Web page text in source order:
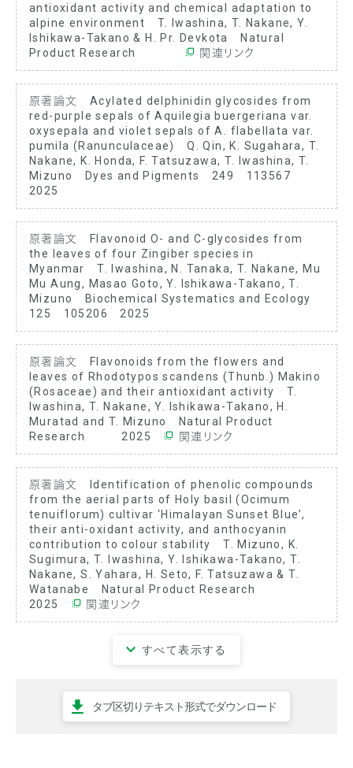
タブ区切りテキスト形式でダウンロード
antioxidant activity and chemical adaptation to
alpine environment T. Iwashina, T. Nakane, Y.
Ishikawa-Takano & H. Pr. Devkota Natural
Product Research
関連リンク
原著論文 Acylated delphinidin glycosides from
red-purple sepals of Aquilegia buergeriana var.
oxysepala and violet sepals of A. flabellata var.
pumila (Ranunculaceae) Q. Qin, K. Sugahara, T.
Nakane, K. Honda, F. Tatsuzawa, T. Iwashina, T.
Mizuno Dyes and Pigments 249 113567
2025
原著論文 Flavonoid O- and C-glycosides from
the leaves of four Zingiber species in
Myanmar T. Iwashina, N. Tanaka, T. Nakane, Mu
Mu Aung, Masao Goto, Y. Ishikawa-Takano, T.
Mizuno Biochemical Systematics and Ecology
125 105206 2025
原著論文 Flavonoids from the flowers and
leaves of Rhodotypos scandens (Thunb.) Makino
(Rosaceae) and their antioxidant activity T.
Iwashina, T. Nakane, Y. Ishikawa-Takano, H.
Muratad and T. Mizuno Natural Product
Research 2025
関連リンク
原著論文 Identification of phenolic compounds
from the aerial parts of Holy basil (Ocimum
tenuiflorum) cultivar ‘Himalayan Sunset Blue’,
their anti-oxidant activity, and anthocyanin
contribution to colour stability T. Mizuno, K.
Sugimura, T. Iwashina, Y. Ishikawa-Takano, T.
Nakane, S. Yahara, H. Seto, F. Tatsuzawa & T.
Watanabe Natural Product Research
2025
関連リンク
すべて表示する